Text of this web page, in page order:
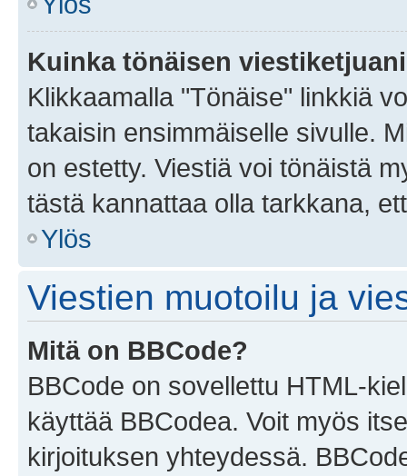
Kuinka tönäisen
Klikkaamalla "Tönäise" linkkiä
takaisin ensimmäiselle sivulle.
on estetty. Viestiä voi tönäistä
tästä kannattaa olla tarkkana,
Ylös
Viestien muotoilu ja
Mitä on BBCode?
BBCode on sovellettu HTML-
käyttää BBCodea. Voit myös
kirjoituksen yhteydessä.